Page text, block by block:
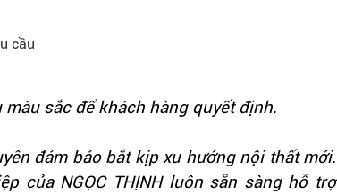
cầu
sắc để khách hàng quyết định.
đảm bảo bắt kịp xu hướng nội thất mới.
của NGỌC THỊNH luôn sẵn sàng hỗ trợ